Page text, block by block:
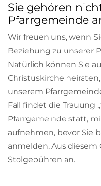
Sie gehören
Pfarrgemeinde
Wir freuen uns, wenn
Beziehung zu unserer
Natürlich können Sie
Christuskirche
unserem
Fall findet die Trauung
Pfarrgemeinde statt,
aufnehmen, bevor Sie
anmelden. Aus diesem
Stolgebühren an.